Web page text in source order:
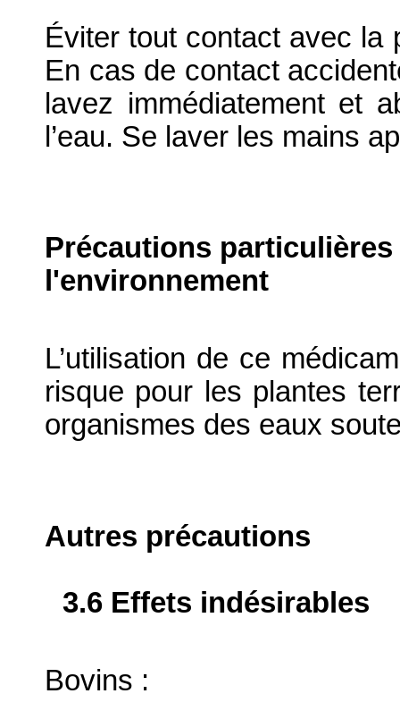
Éviter tout contact avec la
En cas de contact
lavez immédiatement et
l’eau. Se laver les mains
Précautions
l'environnement
L’utilisation de ce
risque pour les plantes
organismes des eaux
Autres précautions
3.6 Effets indésirables
Bovins :